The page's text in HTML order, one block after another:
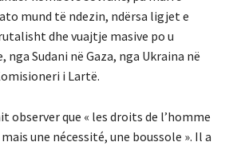
mund të ndezin, ndërsa ligjet e
dhe vuajtje masive po u
Sudani në Gaza, nga Ukraina në
i Lartë.
observer que « les droits de l’homme
une nécessité, une boussole ». Il a